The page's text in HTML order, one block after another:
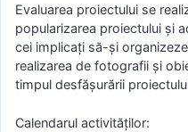
Evaluarea proiectului se
popularizarea proiectului şi
cei implicaţi să-şi
realizarea de fotografii şi
timpul desfăşurării
Calendarul activităților: